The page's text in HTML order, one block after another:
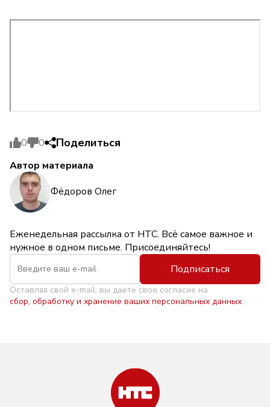
0 0 Поделиться
Автор материала
Фёдоров Олег
Еженедельная рассылка от НТС. Всё самое важное и
нужное в одном письме. Присоединяйтесь!
Подписаться
Оставляя свой e-mail, вы даете свое согласие на
сбор, обработку и хранение ваших персональных данных